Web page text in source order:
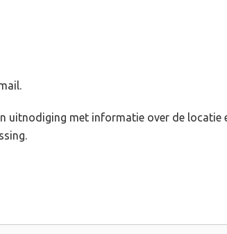
uitnodiging met informatie over de